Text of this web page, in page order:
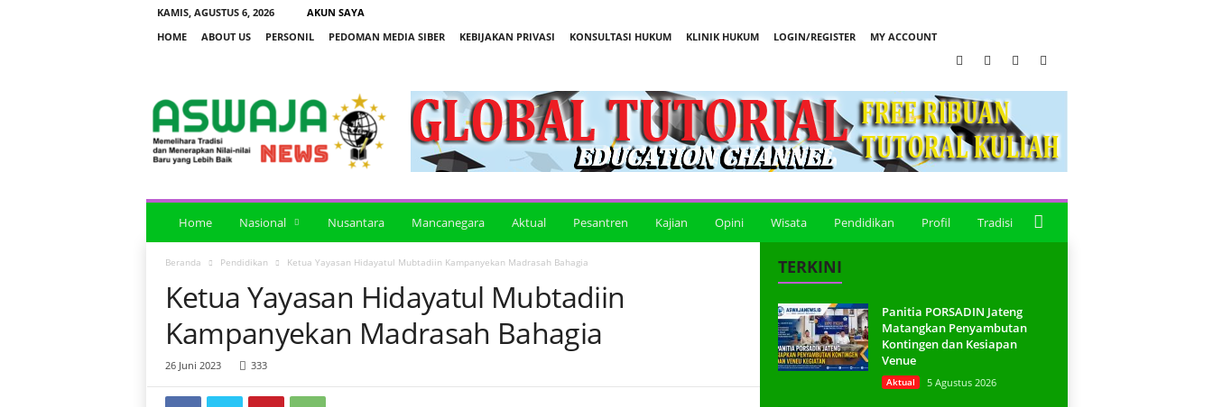
KAMIS, AGUSTUS 6, 2026
AKUN SAYA
HOME
ABOUT US PERSONIL PEDOMAN MEDIA SIBER KEBIJAKAN PRIVASI KONSULTASI HUKUM KLINIK HUKUM LOGIN/REGISTER MY ACCOUNT
n
w
Home Nasional Nusantara Mancanegara Aktual Pesantren Kajian Opini Wisata Pendidikan Profil Tradisi
Beranda Pendidikan Ketua Yayasan Hidayatul Mubtadiin Kampanyekan Madrasah Bahagia
Ketua Yayasan Hidayatul Mubtadiin
Kampanyekan Madrasah Bahagia
26 Juni 2023 333
TERKINI
Panitia PORSADIN Jateng
Matangkan Penyambutan
Kontingen dan Kesiapan
Venue
Aktual 5 Agustus 2026